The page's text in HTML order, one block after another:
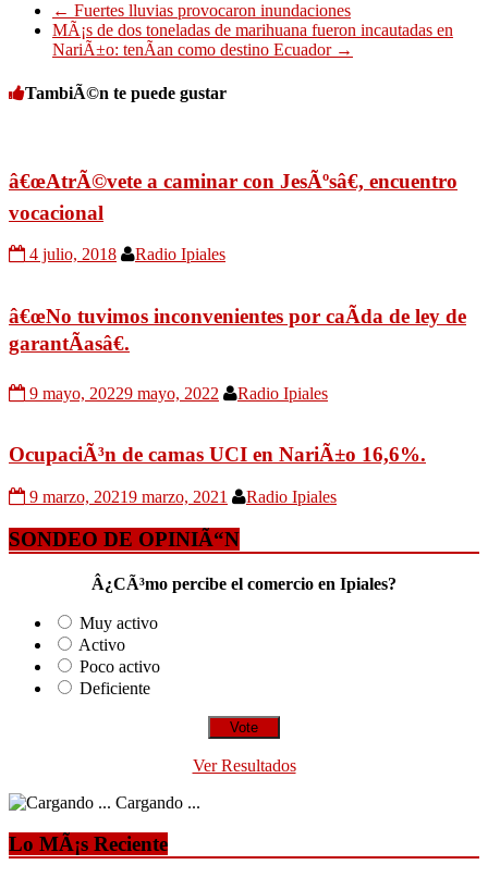
← Fuertes lluvias provocaron inundaciones
MÃ¡s de dos toneladas de marihuana fueron incautadas en
NariÃ±o: tenÃ­an como destino Ecuador →
TambiÃ©n te puede gustar
â€œAtrÃ©vete a caminar con JesÃºsâ€, encuentro
vocacional
4 julio, 2018 Radio Ipiales
â€œNo tuvimos inconvenientes por caÃ­da de ley de
garantÃ­asâ€.
9 mayo, 20229 mayo, 2022 Radio Ipiales
OcupaciÃ³n de camas UCI en NariÃ±o 16,6%.
9 marzo, 20219 marzo, 2021 Radio Ipiales
SONDEO DE OPINIÃ“N
Â¿CÃ³mo percibe el comercio en Ipiales?
Muy activo
Activo
Poco activo
Deficiente
Ver Resultados
Cargando ...
Lo MÃ¡s Reciente